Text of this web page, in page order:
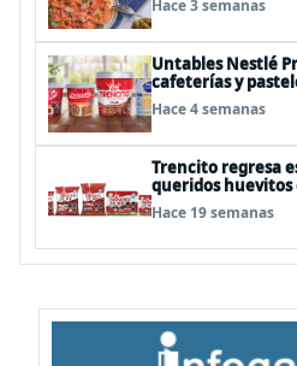
millones anuales
Hace 3 semanas
Untables Nestlé
cafeterías y
Hace 4 semanas
Trencito regresa
queridos huevitos
Hace 19 semanas